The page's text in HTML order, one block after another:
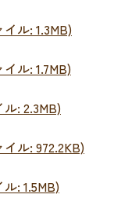
ル: 1.3MB)
ル: 1.7MB)
: 2.3MB)
ル: 972.2KB)
: 1.5MB)